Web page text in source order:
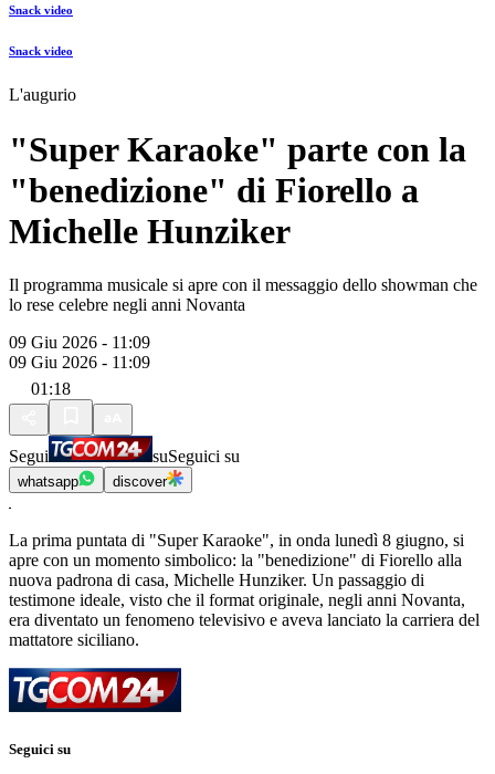
Snack video
Snack video
L'augurio
"Super Karaoke" parte con la
"benedizione" di Fiorello a
Michelle Hunziker
Il programma musicale si apre con il messaggio dello showman che
lo rese celebre negli anni Novanta
09 Giu 2026 - 11:09
09 Giu 2026 - 11:09
01:18
Segui suSeguici su
whatsapp discover
La prima puntata di "Super Karaoke", in onda lunedì 8 giugno, si
apre con un momento simbolico: la "benedizione" di Fiorello alla
nuova padrona di casa, Michelle Hunziker. Un passaggio di
testimone ideale, visto che il format originale, negli anni Novanta,
era diventato un fenomeno televisivo e aveva lanciato la carriera del
mattatore siciliano.
Seguici su